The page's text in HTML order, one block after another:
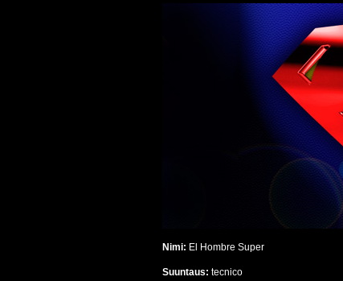
Nimi: El Hombre Super
Suuntaus: tecnico